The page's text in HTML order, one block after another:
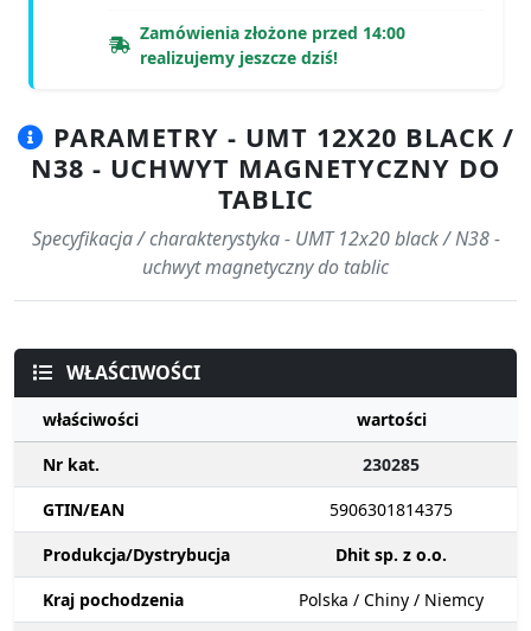
Zamówienia złożone przed 14:00
realizujemy jeszcze dziś!
PARAMETRY - UMT 12X20 BLACK /
N38 - UCHWYT MAGNETYCZNY DO
TABLIC
Specyfikacja / charakterystyka - UMT 12x20 black / N38 -
uchwyt magnetyczny do tablic
WŁAŚCIWOŚCI
właściwości
wartości
Nr kat.
230285
GTIN/EAN
5906301814375
Produkcja/Dystrybucja
Dhit sp. z o.o.
Kraj pochodzenia
Polska / Chiny / Niemcy